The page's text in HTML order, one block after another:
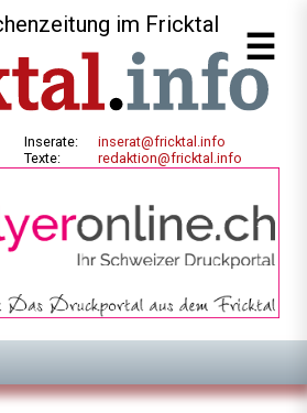
im Fricktal
Inserate:
Texte:
inserat@fricktal.info
redaktion@fricktal.info